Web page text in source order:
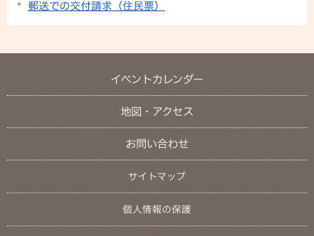
郵送での交付請求（住民票）
イベントカレンダー
地図・アクセス
お問い合わせ
サイトマップ
個人情報の保護